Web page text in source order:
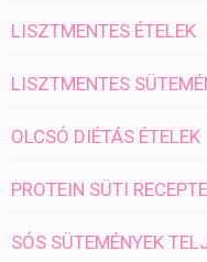
LISZTMENTES ÉTELEK
LISZTMENTES
OLCSÓ DIÉTÁS ÉTELEK
PROTEIN SÜTI
SÓS SÜTEMÉNYEK